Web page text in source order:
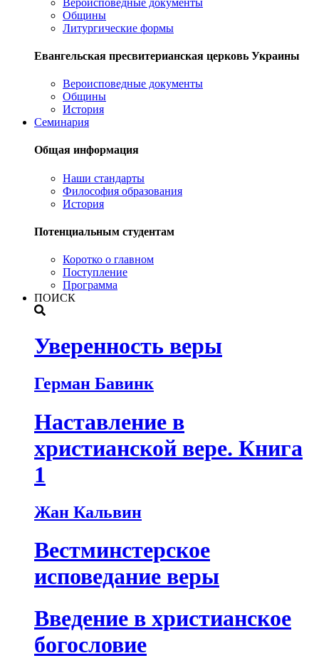
Общины
Литургические формы
Евангельская пресвитерианская церковь Украины
Вероисповедные документы
Общины
История
Семинария
Общая информация
Наши стандарты
Философия образования
История
Потенциальным студентам
Коротко о главном
Поступление
Программа
ПОИСК
Уверенность веры
Герман Бавинк
Наставление в
христианской вере. Книга
1
Жан Кальвин
Вестминстерское
исповедание веры
Введение в христианское
богословие